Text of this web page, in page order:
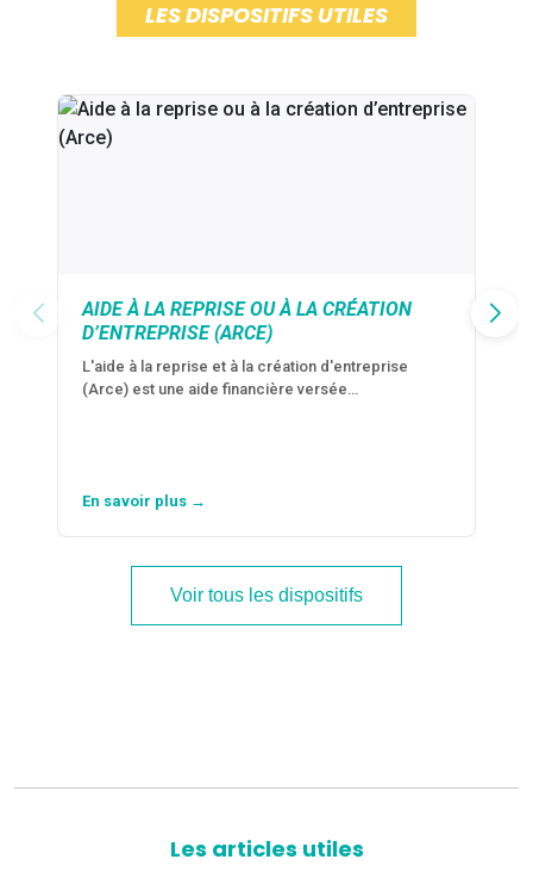
LES DISPOSITIFS UTILES
AIDE À LA REPRISE OU À LA CRÉATION
D’ENTREPRISE (ARCE)
L'aide à la reprise et à la création d'entreprise
(Arce) est une aide financière versée…
En savoir plus →
Voir tous les dispositifs
Les articles utiles